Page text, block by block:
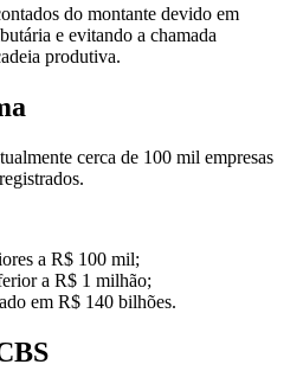
do montante devido em
e evitando a chamada
produtiva.
cerca de 100 mil empresas
a R$ 100 mil;
a R$ 1 milhão;
em R$ 140 bilhões.